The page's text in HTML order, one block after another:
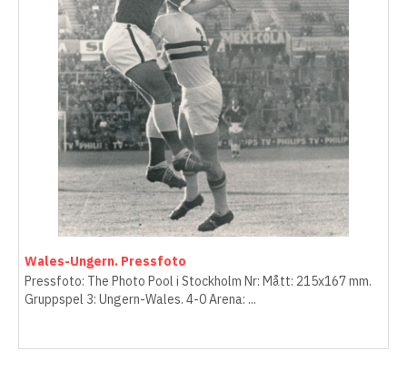
Wales-Ungern. Pressfoto
Pressfoto: The Photo Pool i Stockholm Nr: Mått: 215x167 mm.
Gruppspel 3: Ungern-Wales. 4-0 Arena: ...